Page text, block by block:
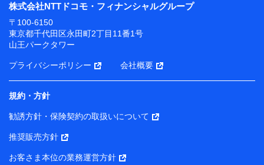
株式会社NTTドコモ・フィナンシャルグループ
〒100-6150
東京都千代田区永田町2丁目11番1号
山王パークタワー
プライバシーポリシー 会社概要
規約・方針
勧誘方針・保険契約の取扱いについて
推奨販売方針
お客さま本位の業務運営方針